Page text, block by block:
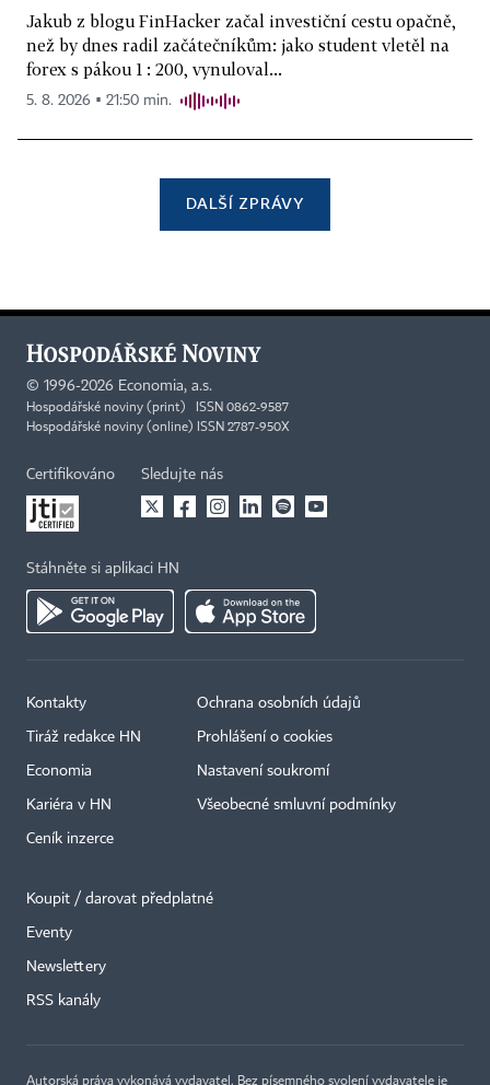
Jakub z blogu FinHacker začal investiční cestu opačně,
než by dnes radil začátečníkům: jako student vletěl na
forex s pákou 1 : 200, vynuloval...
5. 8. 2026 ▪ 21:50 min.
DALŠÍ ZPRÁVY
© 1996-2026 Economia, a.s.
Hospodářské noviny (print) ISSN 0862-9587
Hospodářské noviny (online) ISSN 2787-950X
Certifikováno Sledujte nás
Stáhněte si aplikaci HN
Kontakty
Tiráž redakce HN
Economia
Kariéra v HN
Ceník inzerce
Ochrana osobních údajů
Prohlášení o cookies
Nastavení soukromí
Všeobecné smluvní podmínky
Koupit / darovat předplatné
Eventy
Newslettery
RSS kanály
Autorská práva vykonává vydavatel. Bez písemného svolení vydavatele je